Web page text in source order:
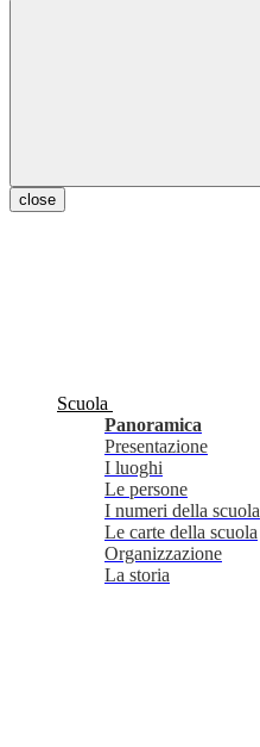
close
Scuola
Panoramica
Presentazione
I luoghi
Le persone
I numeri della scuola
Le carte della scuola
Organizzazione
La storia